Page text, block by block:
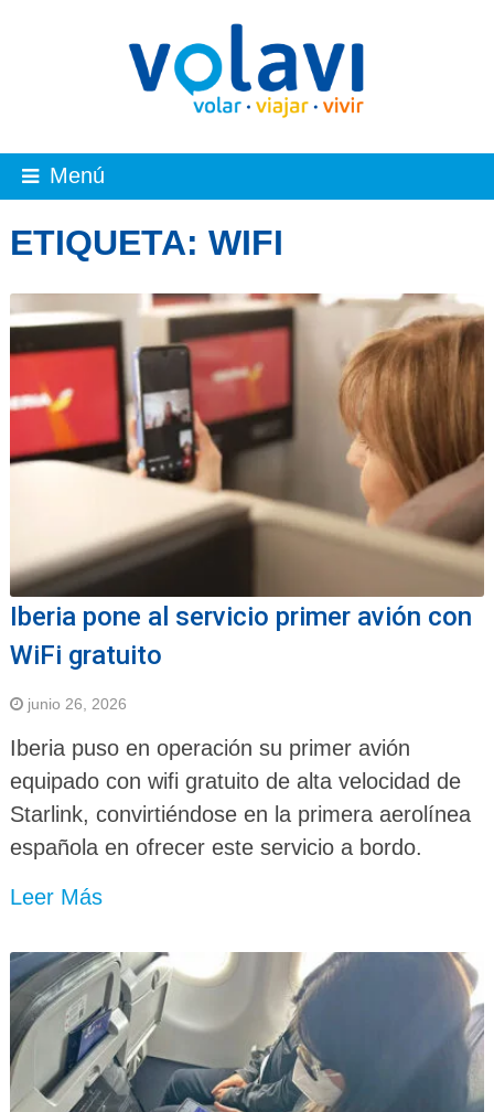
Menú
ETIQUETA: WIFI
Iberia pone al servicio primer avión con
WiFi gratuito
junio 26, 2026
Iberia puso en operación su primer avión
equipado con wifi gratuito de alta velocidad de
Starlink, convirtiéndose en la primera aerolínea
española en ofrecer este servicio a bordo.
Leer Más